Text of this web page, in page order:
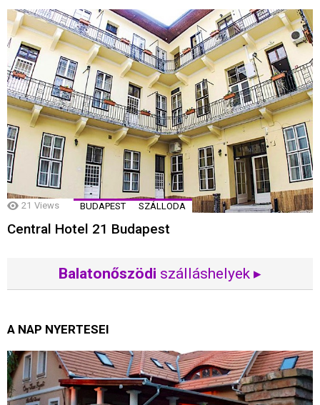
21 Views BUDAPEST SZÁLLODA
Central Hotel 21 Budapest
Balatonőszödi szálláshelyek ▸
A NAP NYERTESEI